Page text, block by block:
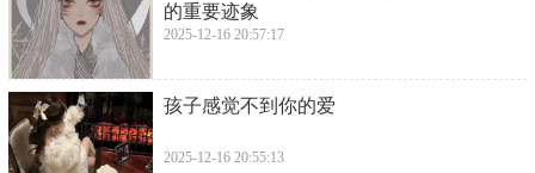
的重要迹象
2025-12-16 20:57:17
​孩子感觉不到你的爱
2025-12-16 20:55:13